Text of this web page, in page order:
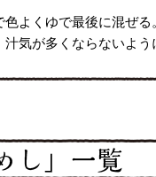
色よくゆで最後に混ぜる
気が多くならないよう